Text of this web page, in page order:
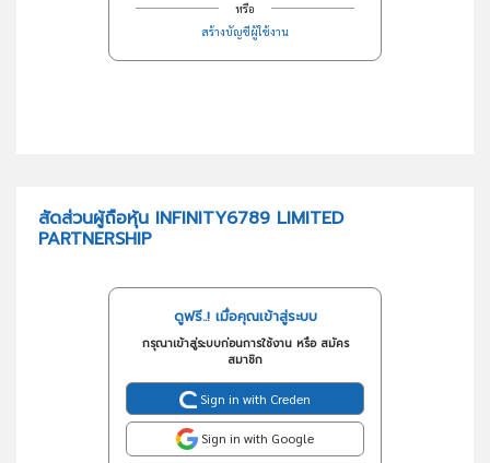
หรือ
สร้างบัญชีผู้ใช้งาน
สัดส่วนผู้ถือหุ้น INFINITY6789 LIMITED
PARTNERSHIP
ดูฟรี..! เมื่อคุณเข้าสู่ระบบ
กรุณาเข้าสู่ระบบก่อนการใช้งาน หรือ สมัคร
สมาชิก
Sign in with Creden
Sign in with Google